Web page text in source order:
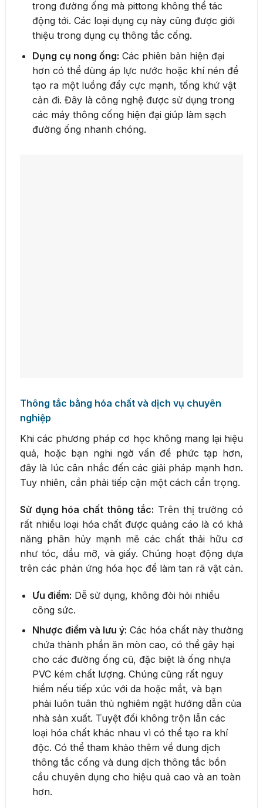
trong đường ống mà pittong không thể tác
động tới. Các loại dụng cụ này cũng được giới
thiệu trong dụng cụ thông tắc cống.
Dụng cụ nong ống: Các phiên bản hiện đại
hơn có thể dùng áp lực nước hoặc khí nén để
tạo ra một luồng đẩy cực mạnh, tống khứ vật
cản đi. Đây là công nghệ được sử dụng trong
các máy thông cống hiện đại giúp làm sạch
đường ống nhanh chóng.
Thông tắc bằng hóa chất và dịch vụ chuyên
nghiệp
Khi các phương pháp cơ học không mang lại hiệu
quả, hoặc bạn nghi ngờ vấn đề phức tạp hơn,
đây là lúc cân nhắc đến các giải pháp mạnh hơn.
Tuy nhiên, cần phải tiếp cận một cách cẩn trọng.
Sử dụng hóa chất thông tắc: Trên thị trường có
rất nhiều loại hóa chất được quảng cáo là có khả
năng phân hủy mạnh mẽ các chất thải hữu cơ
như tóc, dầu mỡ, và giấy. Chúng hoạt động dựa
trên các phản ứng hóa học để làm tan rã vật cản.
Ưu điểm: Dễ sử dụng, không đòi hỏi nhiều
công sức.
Nhược điểm và lưu ý: Các hóa chất này thường
chứa thành phần ăn mòn cao, có thể gây hại
cho các đường ống cũ, đặc biệt là ống nhựa
PVC kém chất lượng. Chúng cũng rất nguy
hiểm nếu tiếp xúc với da hoặc mắt, và bạn
phải luôn tuân thủ nghiêm ngặt hướng dẫn của
nhà sản xuất. Tuyệt đối không trộn lẫn các
loại hóa chất khác nhau vì có thể tạo ra khí
độc. Có thể tham khảo thêm về dung dịch
thông tắc cống và dung dịch thông tắc bồn
cầu chuyên dụng cho hiệu quả cao và an toàn
hơn.